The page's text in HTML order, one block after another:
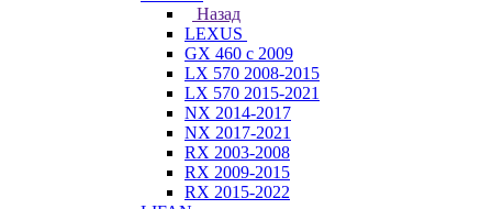
Назад
LEXUS
GX 460 с 2009
LX 570 2008-2015
LX 570 2015-2021
NX 2014-2017
NX 2017-2021
RX 2003-2008
RX 2009-2015
RX 2015-2022